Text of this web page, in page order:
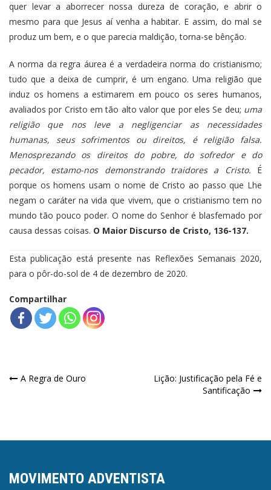
quer levar a aborrecer nossa dureza de coração, e abrir o
mesmo para que Jesus aí venha a habitar. E assim, do mal se
produz um bem, e o que parecia maldição, torna-se bênção.
A norma da regra áurea é a verdadeira norma do cristianismo;
tudo que a deixa de cumprir, é um engano. Uma religião que
induz os homens a estimarem em pouco os seres humanos,
avaliados por Cristo em tão alto valor que por eles Se deu; uma
religião que nos leve a negligenciar as necessidades
humanas, seus sofrimentos ou direitos, é religião falsa.
Menosprezando os direitos do pobre, do sofredor e do
pecador, estamo-nos demonstrando traidores a Cristo. É
porque os homens usam o nome de Cristo ao passo que Lhe
negam o caráter na vida que vivem, que o cristianismo tem no
mundo tão pouco poder. O nome do Senhor é blasfemado por
causa dessas coisas. O Maior Discurso de Cristo, 136-137.
Esta publicação está presente nas Reflexões Semanais 2020,
para o pôr-do-sol de 4 de dezembro de 2020.
Compartilhar
Navegação
A Regra de Ouro
Lição: Justificação pela Fé e
Santificação
MOVIMENTO ADVENTISTA